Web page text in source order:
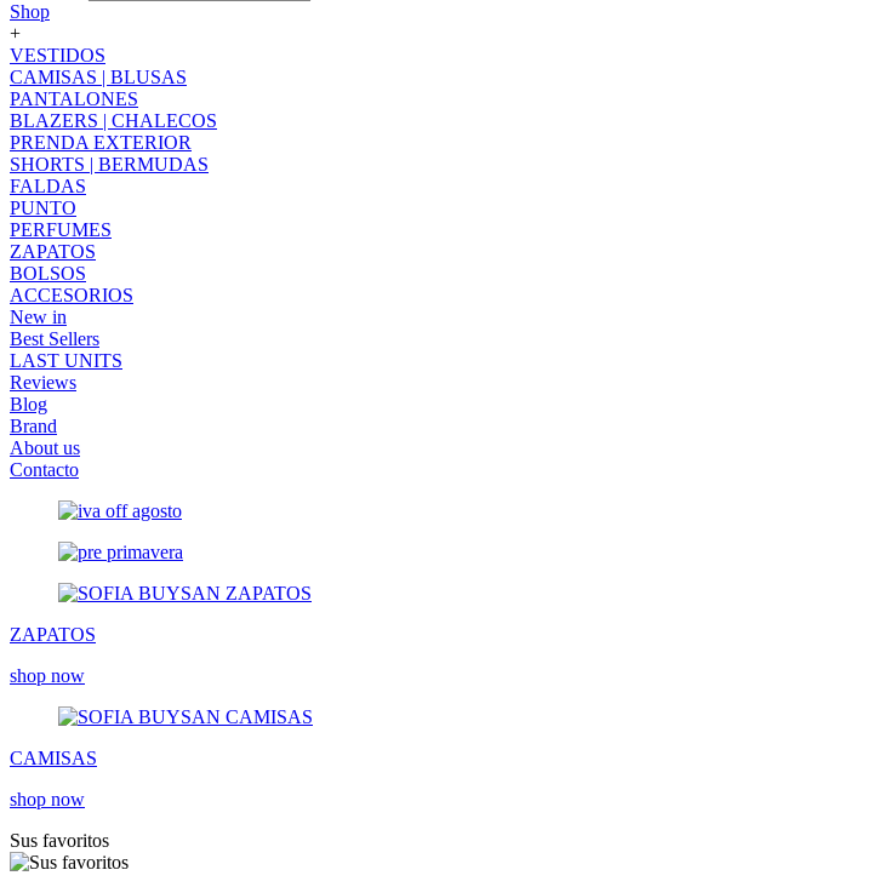
Shop
+
VESTIDOS
CAMISAS | BLUSAS
PANTALONES
BLAZERS | CHALECOS
PRENDA EXTERIOR
SHORTS | BERMUDAS
FALDAS
PUNTO
PERFUMES
ZAPATOS
BOLSOS
ACCESORIOS
New in
Best Sellers
LAST UNITS
Reviews
Blog
Brand
About us
Contacto
ZAPATOS
shop now
CAMISAS
shop now
Sus favoritos